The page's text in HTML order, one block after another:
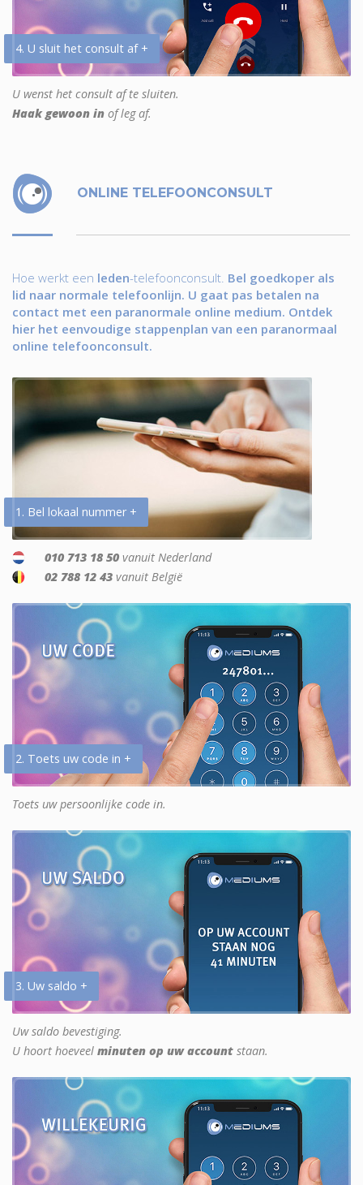
4. U sluit het consult af +
U wenst het consult af te sluiten.
Haak gewoon in of leg af.
ONLINE TELEFOONCONSULT
Hoe werkt een leden-telefoonconsult. Bel goedkoper als
lid naar normale telefoonlijn. U gaat pas betalen na
contact met een paranormale online medium. Ontdek
hier het eenvoudige stappenplan van een paranormaal
online telefoonconsult.
1. Bel lokaal nummer +
010 713 18 50 vanuit Nederland
02 788 12 43 vanuit België
2. Toets uw code in +
Toets uw persoonlijke code in.
3. Uw saldo +
Uw saldo bevestiging.
U hoort hoeveel minuten op uw account staan.